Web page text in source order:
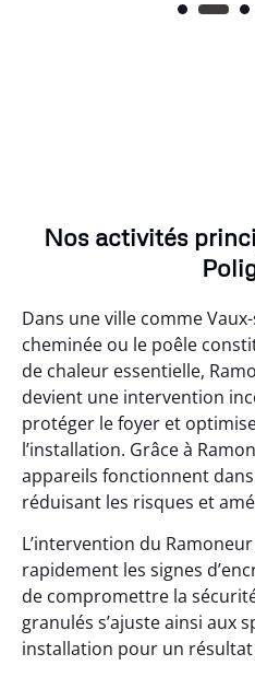
Nos activités
Dans une ville comme
cheminée ou le poêle
de chaleur essentielle,
devient une intervention
protéger le foyer et
l’installation. Grâce à
appareils fonctionnent
réduisant les risques et
L’intervention du
rapidement les signes
de compromettre la
granulés s’ajuste ainsi aux
installation pour un